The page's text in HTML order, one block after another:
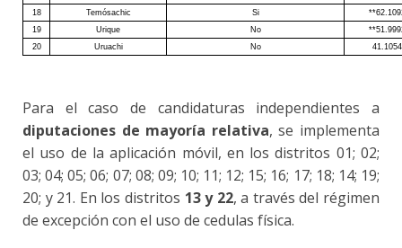
18
Temósachic Si
19
Urique No
20
Uruachi No
Para el caso de candidaturas independientes a
diputaciones de mayoría relativa, se implementa
el uso de la aplicación móvil, en los distritos 01; 02;
03; 04; 05; 06; 07; 08; 09; 10; 11; 12; 15; 16; 17; 18; 14; 19;
20; y 21. En los distritos 13 y 22, a través del régimen
de excepción con el uso de cedulas física.